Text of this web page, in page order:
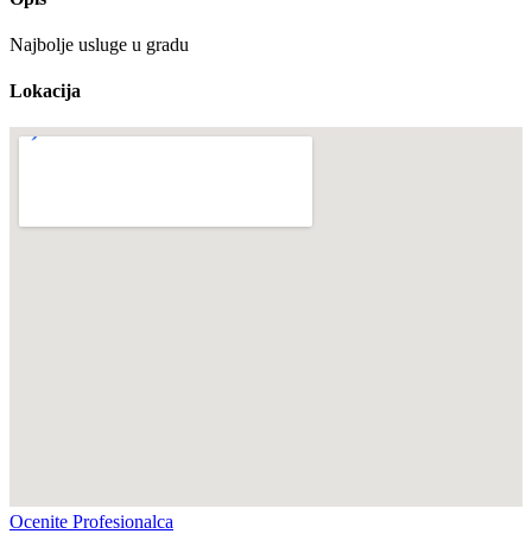
Najbolje usluge u gradu
Lokacija
Ocenite Profesionalca